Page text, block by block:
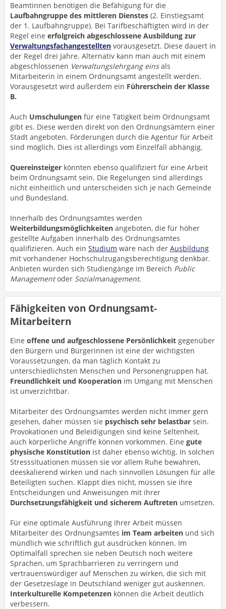
Beamtinnen benötigen die Befähigung für die
Laufbahngruppe des mittleren Dienstes (2. Einstiegsamt
der 1. Laufbahngruppe). Bei Tarifbeschäftigten wird in der
Regel eine erfolgreich abgeschlossene Ausbildung zur
Verwaltungsfachangestellten vorausgesetzt. Diese dauert in
der Regel drei Jahre. Alternativ kann man auch mit einem
abgeschlossenen Verwaltungslehrgang einsals
Mitarbeiterin in einem Ordnungsamt angestellt werden.
Vorausgesetzt wird außerdem ein Führerschein der Klasse
B.
Auch Umschulungen für eine Tätigkeit beim Ordnungsamt
gibt es. Diese werden direkt von den Ordnungsämtern einer
Stadt angeboten. Förderungen durch die Agentur für Arbeit
sind möglich. Dies ist allerdings vom Einzelfall abhängig.
Quereinsteiger könnten ebenso qualifiziert für eine Arbeit
beim Ordnungsamt sein. Die Regelungen sind allerdings
nicht einheitlich und unterscheiden sich je nach Gemeinde
und Bundesland.
Innerhalb des Ordnungsamtes werden
Weiterbildungsmöglichkeiten angeboten, die für höher
gestellte Aufgaben innerhalb des Ordnungsamtes
qualifizieren. Auch ein Studium wäre nach der Ausbildung
mit vorhandener Hochschulzugangsberechtigung denkbar.
Anbieten würden sich Studiengänge im Bereich Public
Managementoder Sozialmanagement.
Fähigkeiten von Ordnungsamt-
Mitarbeitern
Eine offene und aufgeschlossene Persönlichkeit gegenüber
den Bürgern und Bürgerinnen ist eine der wichtigsten
Voraussetzungen, da man täglich Kontakt zu
unterschiedlichsten Menschen und Personengruppen hat.
Freundlichkeit und Kooperation im Umgang mit Menschen
ist unverzichtbar.
Mitarbeiter des Ordnungsamtes werden nicht immer gern
gesehen, daher müssen sie psychisch sehr belastbar sein.
Provokationen und Beleidigungen sind keine Seltenheit,
auch körperliche Angriffe können vorkommen. Eine gute
physische Konstitution ist daher ebenso wichtig. In solchen
Stresssituationen müssen sie vor allem Ruhe bewahren,
deeskalierend wirken und nach sinnvollen Lösungen für alle
Beteiligten suchen. Klappt dies nicht, müssen sie ihre
Entscheidungen und Anweisungen mit ihrer
Durchsetzungsfähigkeit und sicherem Auftreten umsetzen.
Für eine optimale Ausführung ihrer Arbeit müssen
Mitarbeiter des Ordnungsamtes im Team arbeiten und sich
mündlich wie schriftlich gut ausdrücken können. Im
Optimalfall sprechen sie neben Deutsch noch weitere
Sprachen, um Sprachbarrieren zu verringern und
vertrauenswürdiger auf Menschen zu wirken, die sich mit
der Gesetzeslage in Deutschland weniger gut auskennen.
Interkulturelle Kompetenzen können die Arbeit deutlich
verbessern.